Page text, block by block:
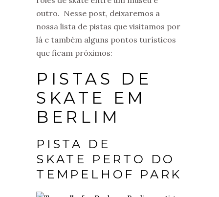
outro. Nesse post, deixaremos a
nossa lista de pistas que visitamos por
lá e também alguns pontos turísticos
que ficam próximos:
PISTAS DE
SKATE EM
BERLIM
PISTA DE
SKATE PERTO DO
TEMPELHOF PARK